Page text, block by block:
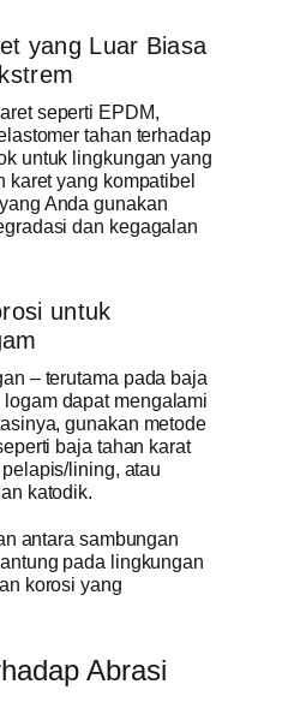
yang Luar Biasa
seperti EPDM,
tahan terhadap
untuk lingkungan yang
karet yang kompatibel
Anda gunakan
dan kegagalan
untuk
– terutama pada baja
dapat mengalami
gunakan metode
baja tahan karat
lining, atau
katodik.
antara sambungan
pada lingkungan
korosi yang
Abrasi